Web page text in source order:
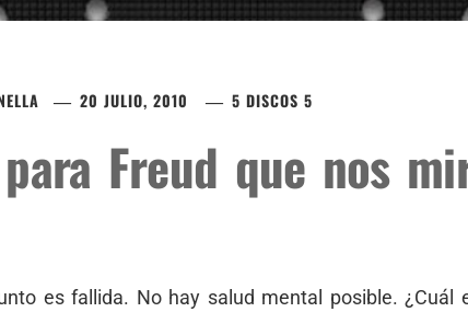
20 JULIO, 2010 5 DISCOS 5
Freud que nos
es fallida. No hay salud mental posible. ¿Cuál